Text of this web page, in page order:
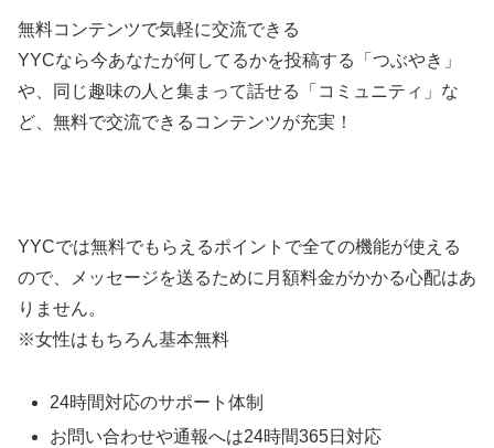
無料コンテンツで気軽に交流できる
YYCなら今あなたが何してるかを投稿する「つぶやき」
や、同じ趣味の人と集まって話せる「コミュニティ」な
ど、無料で交流できるコンテンツが充実！
YYCでは無料でもらえるポイントで全ての機能が使える
ので、メッセージを送るために月額料金がかかる心配はあ
りません。
※女性はもちろん基本無料
24時間対応のサポート体制
お問い合わせや通報へは24時間365日対応